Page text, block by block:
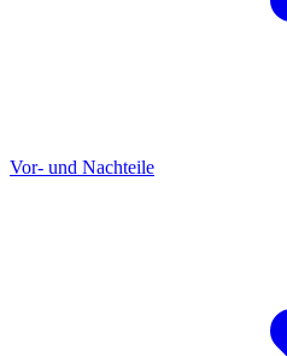
Vor- und Nachteile